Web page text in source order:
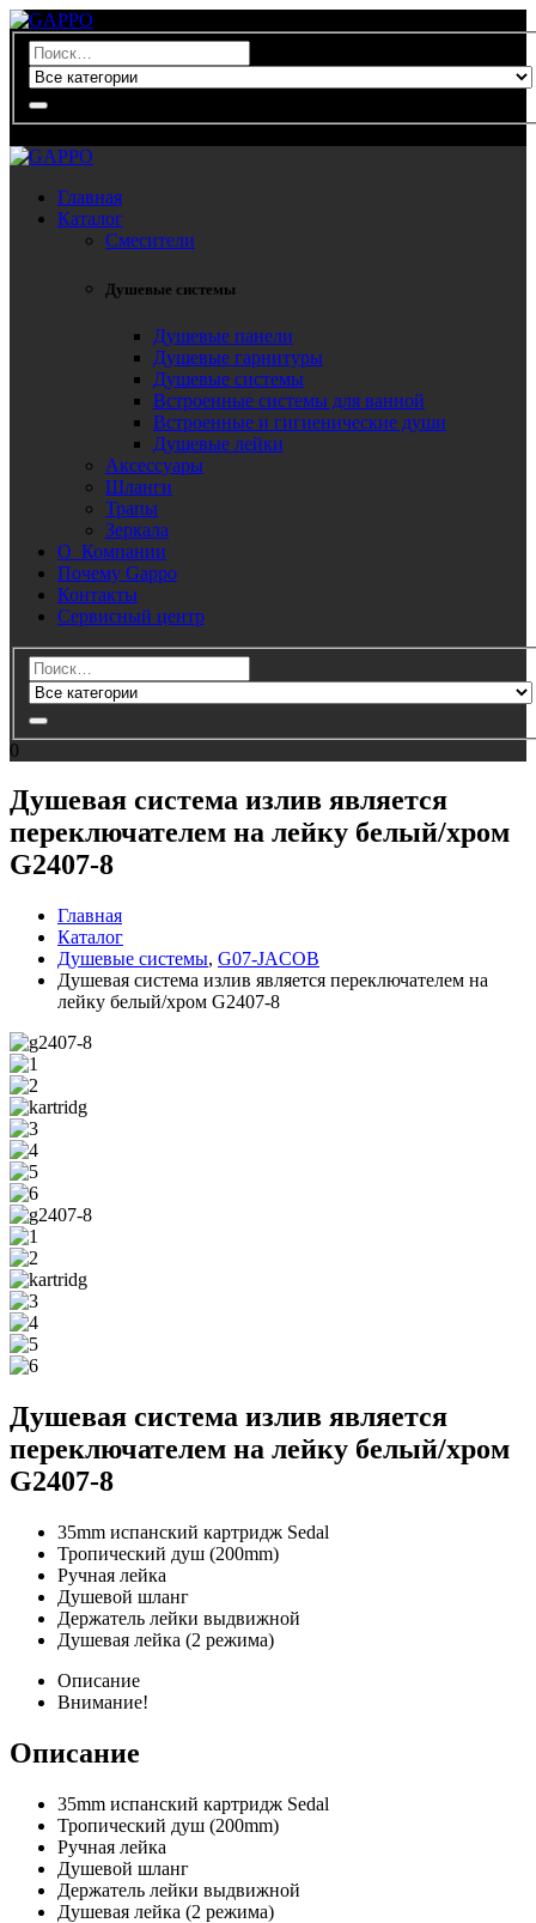
Главная
Каталог
Смесители
Душевые системы
Душевые панели
Душевые гарнитуры
Душевые системы
Встроенные системы для ванной
Встроенные и гигиенические души
Душевые лейки
Аксессуары
Шланги
Трапы
Зеркала
О Компании
Почему Gappo
Контакты
Сервисный центр
0
Душевая система излив является
переключателем на лейку белый/хром
G2407-8
Главная
Каталог
Душевые системы, G07-JACOB
Душевая система излив является переключателем на
лейку белый/хром G2407-8
Душевая система излив является
переключателем на лейку белый/хром
G2407-8
35mm испанский картридж Sedal
Тропический душ (200mm)
Ручная лейка
Душевой шланг
Держатель лейки выдвижной
Душевая лейка (2 режима)
Описание
Внимание!
Описание
35mm испанский картридж Sedal
Тропический душ (200mm)
Ручная лейка
Душевой шланг
Держатель лейки выдвижной
Душевая лейка (2 режима)